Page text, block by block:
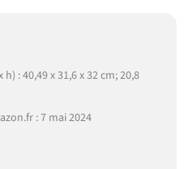
: 40,49 x 31,6 x 32 cm; 20,8
: 7 mai 2024